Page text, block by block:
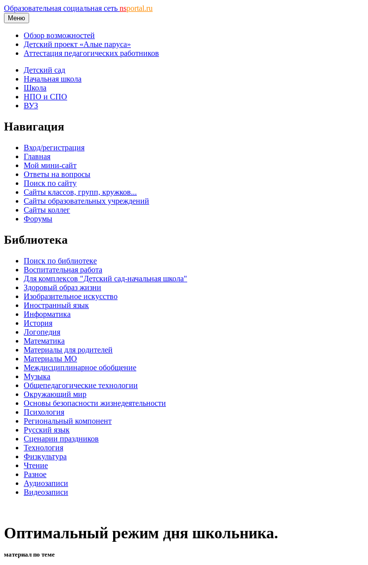
Образовательная социальная сеть nsportal.ru
Меню
Обзор возможностей
Детский проект «Алые паруса»
Аттестация педагогических работников
Детский сад
Начальная школа
Школа
НПО и СПО
ВУЗ
Навигация
Вход/регистрация
Главная
Мой мини-сайт
Ответы на вопросы
Поиск по сайту
Сайты классов, групп, кружков...
Сайты образовательных учреждений
Сайты коллег
Форумы
Библиотека
Поиск по библиотеке
Воспитательная работа
Для комплексов "Детский сад-начальная школа"
Здоровый образ жизни
Изобразительное искусство
Иностранный язык
Информатика
История
Логопедия
Математика
Материалы для родителей
Материалы МО
Междисциплинарное обобщение
Музыка
Общепедагогические технологии
Окружающий мир
Основы безопасности жизнедеятельности
Психология
Региональный компонент
Русский язык
Сценарии праздников
Технология
Физкультура
Чтение
Разное
Аудиозаписи
Видеозаписи
Оптимальный режим дня школьника.
материал по теме